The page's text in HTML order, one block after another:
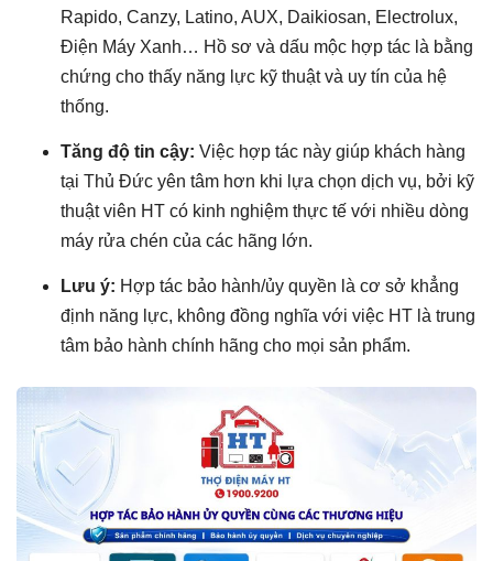
Rapido, Canzy, Latino, AUX, Daikiosan, Electrolux,
Điện Máy Xanh… Hồ sơ và dấu mộc hợp tác là bằng
chứng cho thấy năng lực kỹ thuật và uy tín của hệ
thống.
Tăng độ tin cậy: Việc hợp tác này giúp khách hàng
tại Thủ Đức yên tâm hơn khi lựa chọn dịch vụ, bởi kỹ
thuật viên HT có kinh nghiệm thực tế với nhiều dòng
máy rửa chén của các hãng lớn.
Lưu ý: Hợp tác bảo hành/ủy quyền là cơ sở khẳng
định năng lực, không đồng nghĩa với việc HT là trung
tâm bảo hành chính hãng cho mọi sản phẩm.